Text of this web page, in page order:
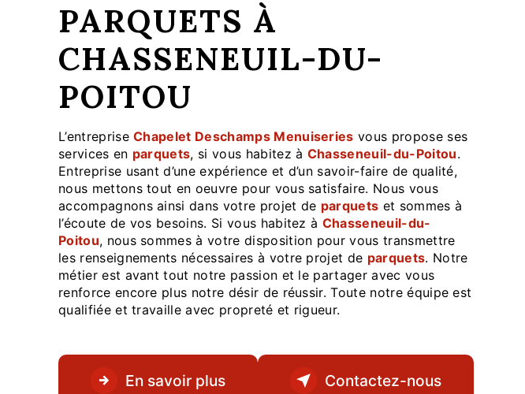
PARQUETS À
CHASSENEUIL-DU-
POITOU
L’entrepriseChapelet Deschamps Menuiseries vous propose ses
services en parquets, si vous habitez à Chasseneuil-du-Poitou.
Entreprise usant d’une expérience et d’un savoir-faire de qualité,
nous mettons tout en oeuvre pour vous satisfaire. Nous vous
accompagnons ainsi dans votre projet de parquets et sommes à
l’écoute de vos besoins. Si vous habitez à Chasseneuil-du-
Poitou, nous sommes à votre disposition pour vous transmettre
les renseignements nécessaires à votre projet de parquets. Notre
métier est avant tout notre passion et le partager avec vous
renforce encore plus notre désir de réussir. Toute notre équipe est
qualifiée et travaille avec propreté et rigueur.
En savoir plus Contactez-nous